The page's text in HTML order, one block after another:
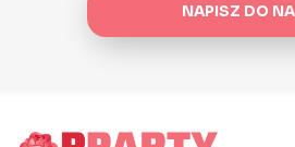
NAPISZ DO